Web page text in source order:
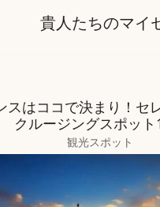
貴人たちのマイ
スはココで決まり！セ
クルージングスポッ
観光スポット